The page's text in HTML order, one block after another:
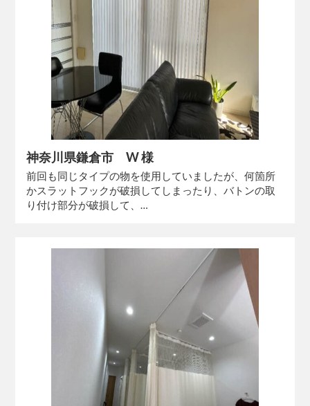
神奈川県鎌倉市 W 様
前回も同じタイプの物を使用していましたが、何箇所
かスラットフックが破損してしまったり、バトンの取
り付け部分が破損して、…